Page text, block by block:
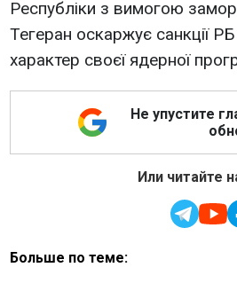
Республіки з вимогою
Тегеран оскаржує санкції
характер своєї ядерної
Не упустите
Или читайте
Больше по теме: